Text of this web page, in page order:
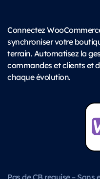
Connectez
synchroniser votre
terrain. Automatisez la
commandes et clients et
chaque évolution.
Pas de CB requise – Sans